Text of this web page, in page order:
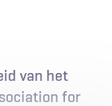
van het
for